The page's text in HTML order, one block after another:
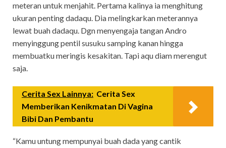
meteran untuk menjahit. Pertama kalinya ia menghitung
ukuran penting dadaqu. Dia melingkarkan meterannya
lewat buah dadaqu. Dgn menyengaja tangan Andro
menyinggung pentil susuku samping kanan hingga
membuatku meringis kesakitan. Tapi aqu diam merengut
saja.
Cerita Sex Lainnya: Cerita Sex
Memberikan Kenikmatan Di Vagina
Bibi Dan Pembantu
“Kamu untung mempunyai buah dada yang cantik